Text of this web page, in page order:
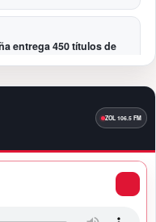
entrega 450 títulos de
en la capital del orgullo
años de historia con una